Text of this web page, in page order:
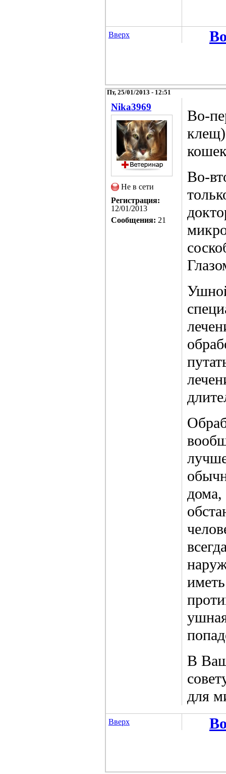
Вверх
Пт, 25/01/2013 - 12:51
Nika3969
Не в сети
Регистрация:
12/01/2013
Сообщения: 21
Во-
клещ)
Во-
дома,
В
для
Вверх